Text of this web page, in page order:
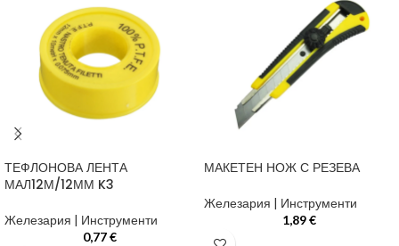
ТЕФЛОНОВА ЛЕНТА
МАЛ12М/12ММ K3
Железария | Инструменти
0,77€
МАКЕТЕН НОЖ С РЕЗЕВА
Железария | Инструменти
1,89€